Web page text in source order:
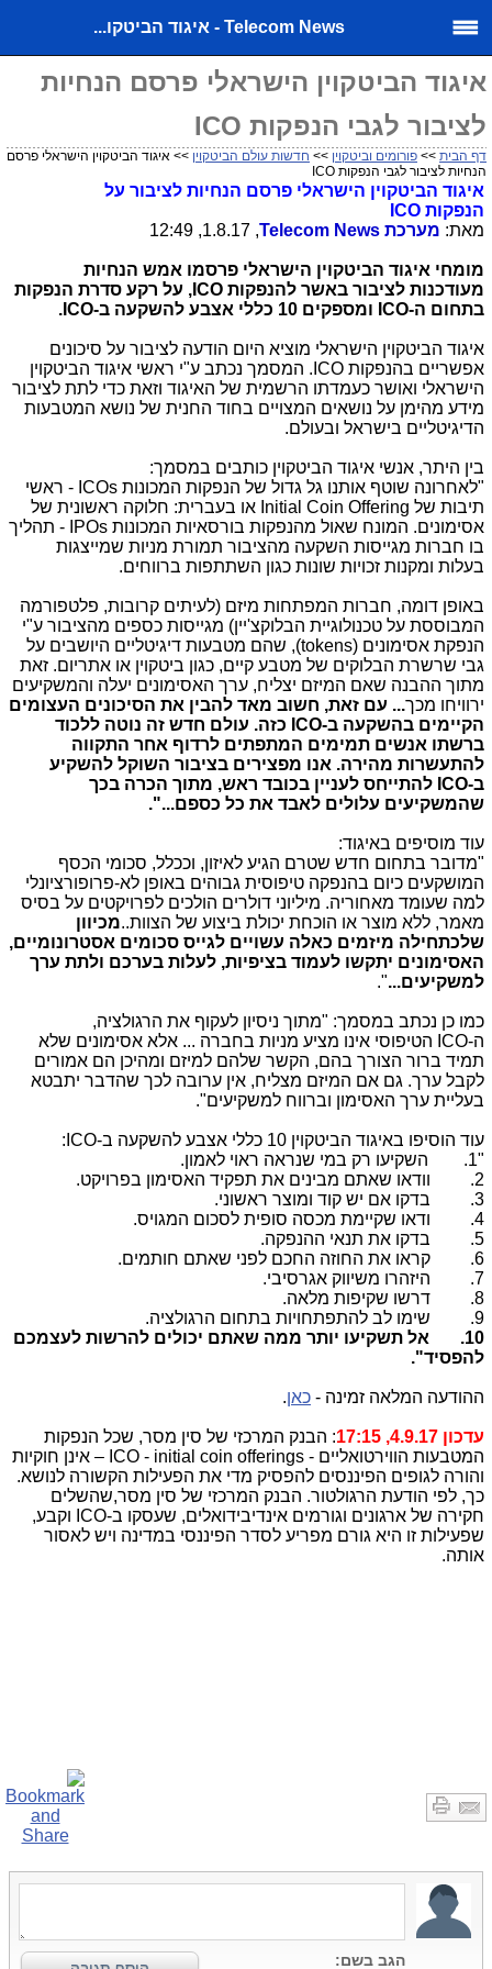
Telecom News - איגוד הביטקו...
איגוד הביטקוין הישראלי פרסם הנחיות
לציבור לגבי הנפקות ICO
דף הבית >> פורומים וביטקוין >> חדשות עולם הביטקוין >> איגוד הביטקוין הישראלי פרסם
הנחיות לציבור לגבי הנפקות ICO
איגוד הביטקוין הישראלי פרסם הנחיות לציבור על
הנפקות ICO
מאת: מערכת Telecom News
, 1.8.17, 12:49
מומחי איגוד הביטקוין הישראלי פרסמו אמש הנחיות
מעודכנות לציבור באשר להנפקות ICO , על רקע סדרת הנפקות
בתחום ה-ICO
ומספקים 10 כללי אצבע להשקעה ב- ICO
.
איגוד הביטקוין הישראלי מוציא היום הודעה לציבור על סיכונים
אפשריים בהנפקות ICO . המסמך נכתב ע"י ראשי איגוד הביטקוין
הישראלי ואושר כעמדתו הרשמית של האיגוד וזאת כדי לתת לציבור
מידע מהימן על נושאים המצויים בחוד החנית של נושא המטבעות
הדיגיטליים בישראל ובעולם.
בין היתר, אנשי איגוד הביטקוין כותבים במסמך:
"לאחרונה שוטף אותנו גל גדול של הנפקות המכונות ICOs - ראשי
תיבות של Initial Coin Offering או בעברית: חלוקה ראשונית של
אסימונים. המונח שאול מהנפקות בורסאיות המכונות IPOs - תהליך
בו חברות מגייסות השקעה מהציבור תמורת מניות שמייצגות
בעלות ומקנות זכויות שונות כגון השתתפות ברווחים.
באופן דומה, חברות המפתחות מיזם (לעיתים קרובות, פלטפורמה
המבוססת על טכנולוגיית הבלוקצ'יין) מגייסות כספים מהציבור ע"י
הנפקת אסימונים (tokens), שהם מטבעות דיגיטליים היושבים על
גבי שרשרת הבלוקים של מטבע קיים, כגון ביטקוין או אתריום. זאת
מתוך ההבנה שאם המיזם יצליח, ערך האסימונים יעלה והמשקיעים
ירוויחו מכך... עם זאת, חשוב מאד להבין את הסיכונים העצומים
הקיימים בהשקעה ב-ICO כזה. עולם חדש זה נוטה ללכוד
ברשתו אנשים תמימים המתפתים לרדוף אחר התקווה
להתעשרות מהירה. אנו מפצירים בציבור השוקל להשקיע
ב-ICO להתייחס לעניין בכובד ראש, מתוך הכרה בכך
שהמשקיעים עלולים לאבד את כל כספם...".
עוד מוסיפים באיגוד:
"מדובר בתחום חדש שטרם הגיע לאיזון, וככלל, סכומי הכסף
המושקעים כיום בהנפקה טיפוסית גבוהים באופן לא-פרופורציונלי
למה שעומד מאחוריה. מיליוני דולרים הולכים לפרויקטים על בסיס
מאמר, ללא מוצר או הוכחת יכולת ביצוע של הצוות..מכיוון
שלכתחילה מיזמים כאלה עשויים לגייס סכומים אסטרונומיים,
האסימונים יתקשו לעמוד בציפיות, לעלות בערכם ולתת ערך
למשקיעים...".
כמו כן נכתב במסמך: "מתוך ניסיון לעקוף את הרגולציה,
ה-ICO הטיפוסי אינו מציע מניות בחברה ... אלא אסימונים שלא
תמיד ברור הצורך בהם, הקשר שלהם למיזם ומהיכן הם אמורים
לקבל ערך. גם אם המיזם מצליח, אין ערובה לכך שהדבר יתבטא
בעליית ערך האסימון וברווח למשקיעים".
עוד הוסיפו באיגוד הביטקוין 10 כללי אצבע להשקעה ב- ICO
:
"1. השקיעו רק במי שנראה ראוי לאמון.
2. וודאו שאתם מבינים את תפקיד האסימון בפרויקט.
3. בדקו אם יש קוד ומוצר ראשוני.
4. ודאו שקיימת מכסה סופית לסכום המגויס.
5. בדקו את תנאי ההנפקה.
6. קראו את החוזה החכם לפני שאתם חותמים.
7. היזהרו משיווק אגרסיבי.
8. דרשו שקיפות מלאה.
9. שימו לב להתפתחויות בתחום הרגולציה.
10. אל תשקיעו יותר ממה שאתם יכולים להרשות לעצמכם
להפסיד".
ההודעה המלאה זמינה - כאן.
עדכון 4.9.17, 17:15 : הבנק המרכזי של סין מסר, שכל הנפקות
המטבעות הווירטואליים - ICO - initial coin offerings – אינן חוקיות
והורה לגופים הפיננסים להפסיק מדי את הפעילות הקשורה לנושא.
כך, לפי הודעת הרגולטור. הבנק המרכזי של סין מסר,שהשלים
חקירה של ארגונים וגורמים אינדיבידואלים, שעסקו ב-ICO וקבע,
שפעילות זו היא גורם מפריע לסדר הפיננסי במדינה ויש לאסור
אותה.